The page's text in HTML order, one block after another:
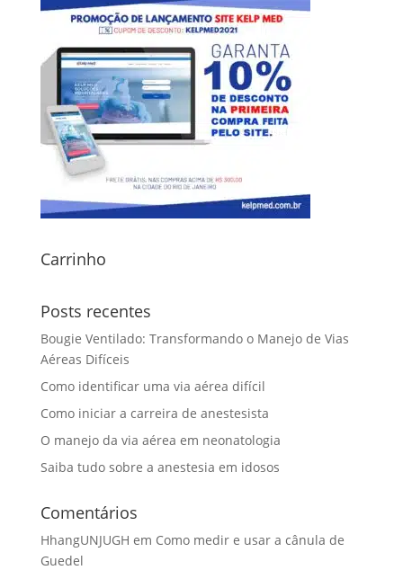
Carrinho
Posts recentes
Bougie Ventilado: Transformando o Manejo de Vias
Aéreas Difíceis
Como identificar uma via aérea difícil
Como iniciar a carreira de anestesista
O manejo da via aérea em neonatologia
Saiba tudo sobre a anestesia em idosos
Comentários
HhangUNJUGH em Como medir e usar a cânula de
Guedel